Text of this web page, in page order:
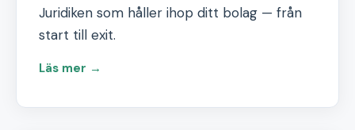
Juridiken som håller ihop ditt bolag — från
start till exit.
Läs mer →